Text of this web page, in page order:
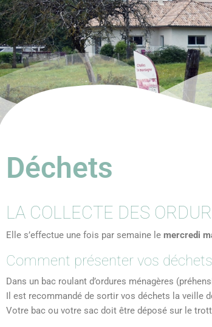
Déchets
LA COLLECTE DES
Elle s’effectue une fois par semaine le mercredi
Comment présenter vos
Dans un bac roulant d’ordures ménagères
Il est recommandé de sortir vos déchets la veille
Votre bac ou votre sac doit être déposé sur le